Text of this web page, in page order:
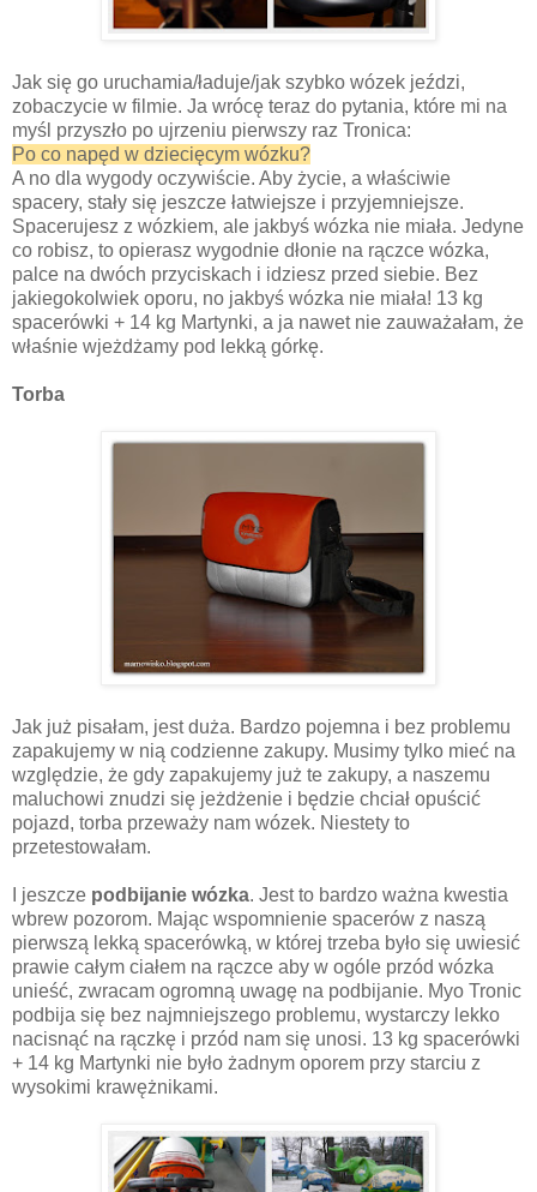
Jak się go uruchamia/ładuje/jak szybko wózek jeździ,
zobaczycie w filmie. Ja wrócę teraz do pytania, które mi na
myśl przyszło po ujrzeniu pierwszy raz Tronica:
Po co napęd w dziecięcym wózku?
A no dla wygody oczywiście. Aby życie, a właściwie
spacery, stały się jeszcze łatwiejsze i przyjemniejsze.
Spacerujesz z wózkiem, ale jakbyś wózka nie miała. Jedyne
co robisz, to opierasz wygodnie dłonie na rączce wózka,
palce na dwóch przyciskach i idziesz przed siebie. Bez
jakiegokolwiek oporu, no jakbyś wózka nie miała! 13 kg
spacerówki + 14 kg Martynki, a ja nawet nie zauważałam, że
właśnie wjeżdżamy pod lekką górkę.
Torba
Jak już pisałam, jest duża. Bardzo pojemna i bez problemu
zapakujemy w nią codzienne zakupy. Musimy tylko mieć na
względzie, że gdy zapakujemy już te zakupy, a naszemu
maluchowi znudzi się jeżdżenie i będzie chciał opuścić
pojazd, torba przeważy nam wózek. Niestety to
przetestowałam.
I jeszcze podbijanie wózka. Jest to bardzo ważna kwestia
wbrew pozorom. Mając wspomnienie spacerów z naszą
pierwszą lekką spacerówką, w której trzeba było się uwiesić
prawie całym ciałem na rączce aby w ogóle przód wózka
unieść, zwracam ogromną uwagę na podbijanie. Myo Tronic
podbija się bez najmniejszego problemu, wystarczy lekko
nacisnąć na rączkę i przód nam się unosi. 13 kg spacerówki
+ 14 kg Martynki nie było żadnym oporem przy starciu z
wysokimi krawężnikami.